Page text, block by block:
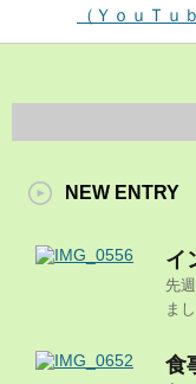
（ＹｏｕＴｕ
NEW ENTRY
イ
先
ま
食